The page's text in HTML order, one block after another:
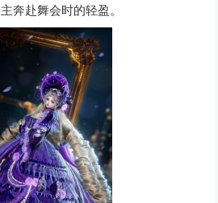
奔赴舞会时的轻盈。